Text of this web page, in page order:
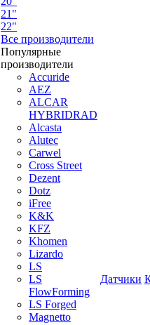
21"
22"
Все производители
Популярные
производители
Accuride
AEZ
ALCAR
HYBRIDRAD
Alcasta
Alutec
Carwel
Cross Street
Dezent
Dotz
iFree
K&K
KFZ
Khomen
Lizardo
LS
LS
FlowForming
LS Forged
Magnetto
Датчики